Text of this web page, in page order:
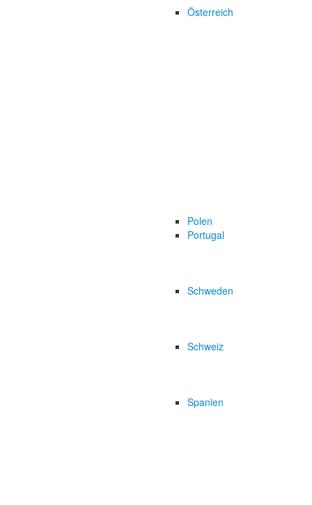
Österreich
Polen
Portugal
Schweden
Schweiz
Spanien